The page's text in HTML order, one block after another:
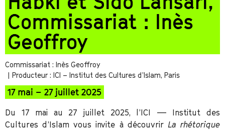
Commissariat : Inès
Geoffroy
Commissariat : Inès Geoffroy
| Producteur : ICI – Institut des Cultures d’Islam, Paris
17 mai – 27 juillet 2025
Du 17 mai au 27 juillet 2025, l’ICI — Institut des
Cultures d’Islam vous invite à découvrir La rhétorique